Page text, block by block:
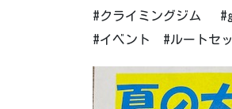
#クライミングジム
#イベント #ルートセ